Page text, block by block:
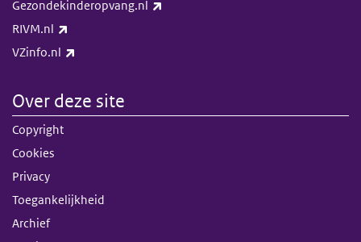
Gezondekinderopvang.nl
RIVM.nl
VZinfo.nl
Over deze site
Copyright
Cookies
Privacy
Toegankelijkheid
Archief